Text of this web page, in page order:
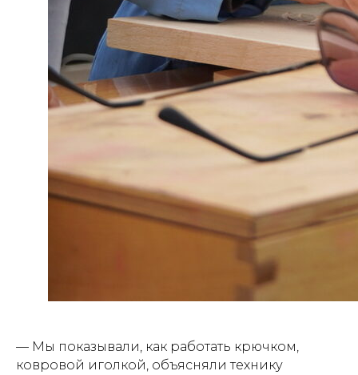
— Мы показывали, как работать крючком,
ковровой иголкой, объясняли технику